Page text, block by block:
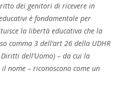
dei genitori di ricevere in
è fondamentale per
la libertà educativa che la
comma 3 dell’art 26 della UDHR
dell’Uomo) – da cui la
nome – riconoscono come un